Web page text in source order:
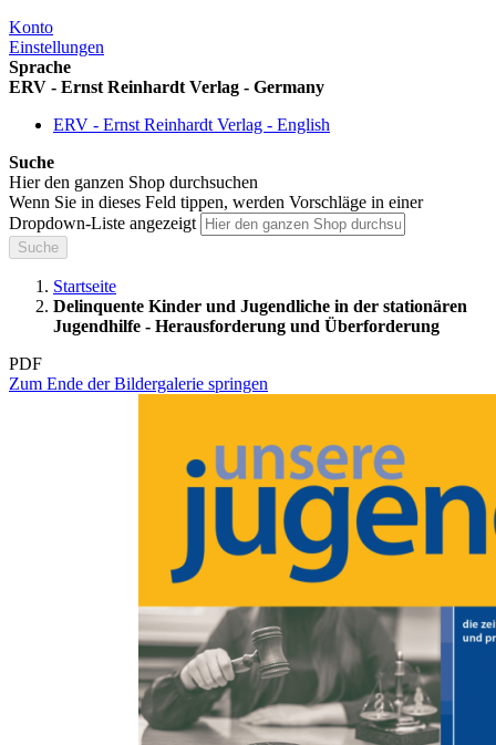
Konto
Einstellungen
Sprache
ERV - Ernst Reinhardt Verlag - Germany
ERV - Ernst Reinhardt Verlag - English
Suche
Hier den ganzen Shop durchsuchen
Wenn Sie in dieses Feld tippen, werden Vorschläge in einer
Dropdown-Liste angezeigt
Suche
Startseite
Delinquente Kinder und Jugendliche in der stationären
Jugendhilfe - Herausforderung und Überforderung
PDF
Zum Ende der Bildergalerie springen